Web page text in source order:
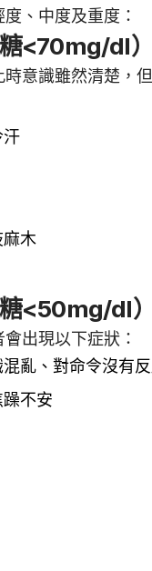
、中度及重度：
<70mg/dl）
意識雖然清楚，
汗
麻木
<50mg/dl）
出現以下症狀：
亂、對命令沒有
不安